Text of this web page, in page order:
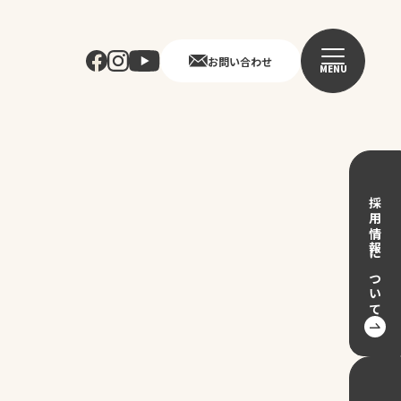
お問い合わせ MENU
採用情報について